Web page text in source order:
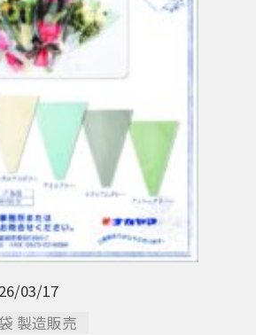
03/17
製造販売